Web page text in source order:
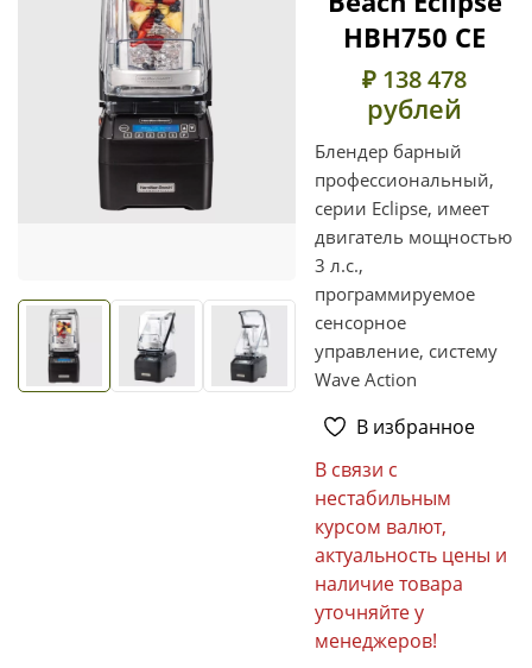
HBH750 CE
₽ 138 478
рублей
Блендер барный
профессиональный,
серии Eclipse, имеет
двигатель мощностью
3 л.с.,
программируемое
сенсорное
управление, систему
Wave Action
В избранное
В связи с
нестабильным
курсом валют,
актуальность цены и
наличие товара
уточняйте у
менеджеров!